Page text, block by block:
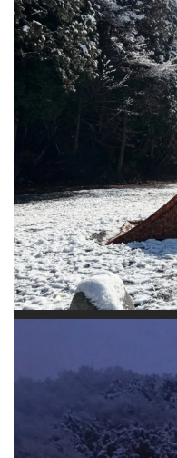
今年一発目のキャンプはグルキャン！ 西丹沢大滝キャンプ場に行ってき